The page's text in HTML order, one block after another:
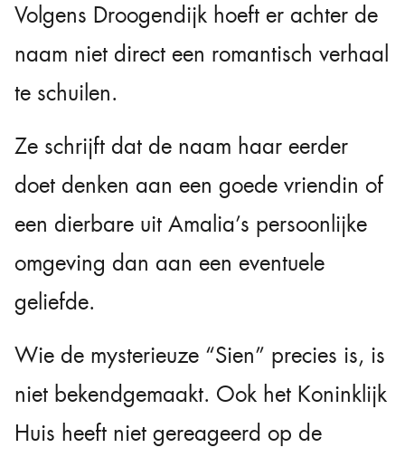
Volgens Droogendijk hoeft er achter de
naam niet direct een romantisch verhaal
te schuilen.
Ze schrijft dat de naam haar eerder
doet denken aan een goede vriendin of
een dierbare uit Amalia’s persoonlijke
omgeving dan aan een eventuele
geliefde.
Wie de mysterieuze “Sien” precies is, is
niet bekendgemaakt. Ook het Koninklijk
Huis heeft niet gereageerd op de